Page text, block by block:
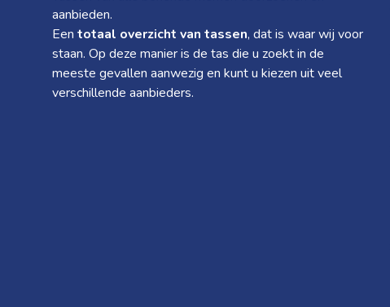
aanbieden.
Een totaal overzicht van tassen, dat is waar wij voor
staan. Op deze manier is de tas die u zoekt in de
meeste gevallen aanwezig en kunt u kiezen uit veel
verschillende aanbieders.